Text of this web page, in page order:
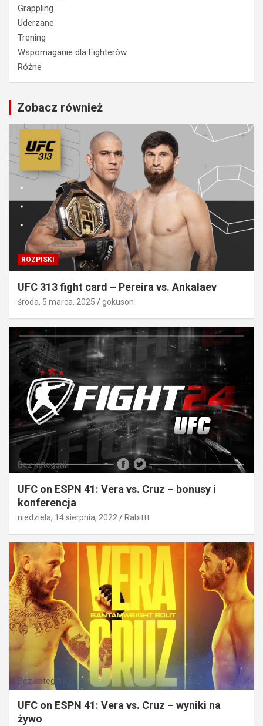
Grappling
Uderzane
Trening
Wspomaganie dla Fighterów
Różne
Zobacz również
ROZPISKI
UFC 313 fight card – Pereira vs. Ankalaev
środa, 5 marca, 2025 gokuson
Bez kategorii
UFC on ESPN 41: Vera vs. Cruz – bonusy i
konferencja
niedziela, 14 sierpnia, 2022 Rabittt
Bez kategorii
UFC on ESPN 41: Vera vs. Cruz – wyniki na
żywo